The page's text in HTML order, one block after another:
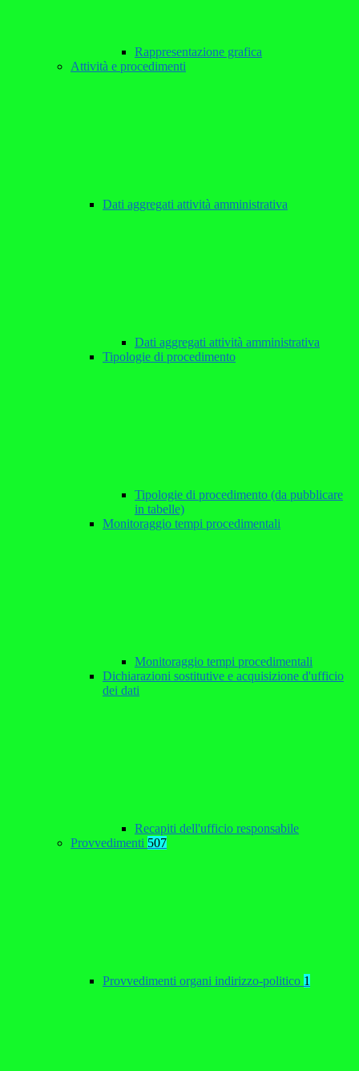
Rappresentazione grafica
Attività e procedimenti
Dati aggregati attività amministrativa
Dati aggregati attività amministrativa
Tipologie di procedimento
Tipologie di procedimento (da pubblicare
in tabelle)
Monitoraggio tempi procedimentali
Monitoraggio tempi procedimentali
Dichiarazioni sostitutive e acquisizione d'ufficio
dei dati
Recapiti dell'ufficio responsabile
Provvedimenti 507
Provvedimenti organi indirizzo-politico 1